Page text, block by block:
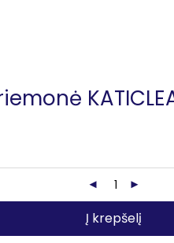
Į krepšelį